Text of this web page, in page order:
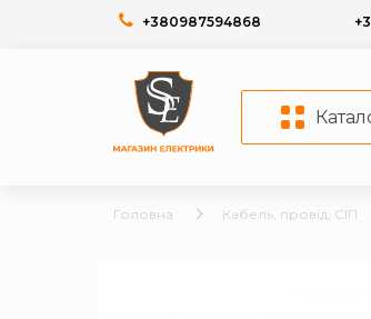
+380987594868
Головна Кабель, провід, СІП